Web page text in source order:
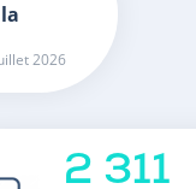
2026
2 311